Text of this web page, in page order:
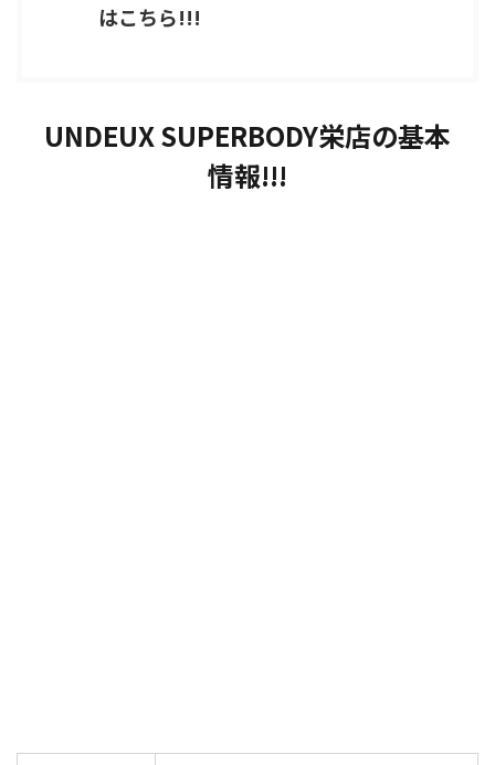
はこちら!!!
UNDEUX SUPERBODY栄店の基本
情報!!!